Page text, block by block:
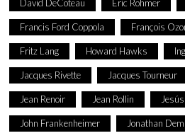
David DeCoteau Eric Rohmer
Francis Ford Coppola François
Fritz Lang Howard Hawks
Jacques Rivette Jacques Tourneur
Jean Renoir Jean Rollin
John Frankenheimer Jonathan